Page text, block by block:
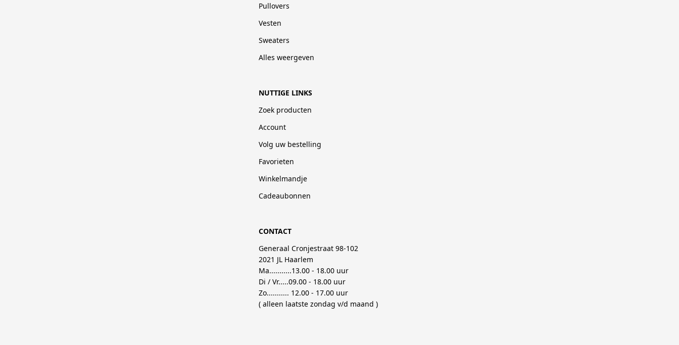
Pullovers
Vesten
Sweaters
Alles weergeven
NUTTIGE LINKS
Zoek producten
Account
Volg uw bestelling
Favorieten
Winkelmandje
Cadeaubonnen
CONTACT
Generaal Cronjestraat 98-102
2021 JL Haarlem
Ma...........13.00 - 18.00 uur
Di / Vr.....09.00 - 18.00 uur
Zo........... 12.00 - 17.00 uur
( alleen laatste zondag v/d maand )